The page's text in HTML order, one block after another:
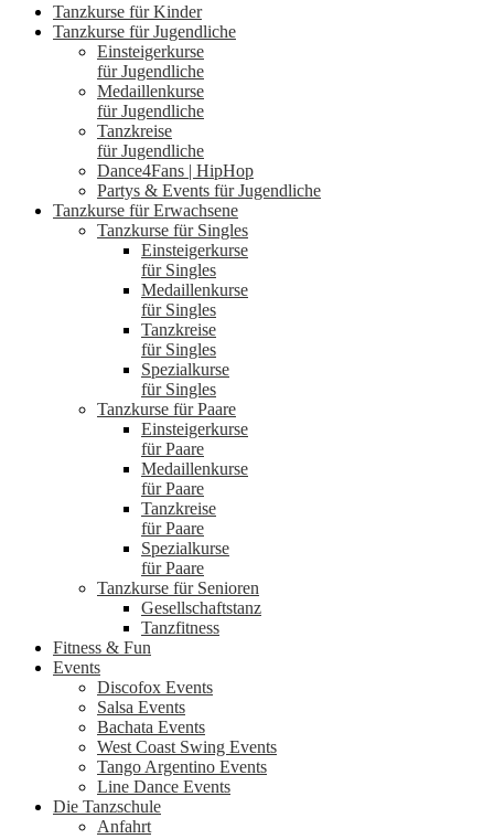
Tanzkurse für Kinder
Tanzkurse für Jugendliche
Einsteigerkurse
für Jugendliche
Medaillenkurse
für Jugendliche
Tanzkreise
für Jugendliche
Dance4Fans | HipHop
Partys & Events für Jugendliche
Tanzkurse für Erwachsene
Tanzkurse für Singles
Einsteigerkurse
für Singles
Medaillenkurse
für Singles
Tanzkreise
für Singles
Spezialkurse
für Singles
Tanzkurse für Paare
Einsteigerkurse
für Paare
Medaillenkurse
für Paare
Tanzkreise
für Paare
Spezialkurse
für Paare
Tanzkurse für Senioren
Gesellschaftstanz
Tanzfitness
Fitness & Fun
Events
Discofox Events
Salsa Events
Bachata Events
West Coast Swing Events
Tango Argentino Events
Line Dance Events
Die Tanzschule
Anfahrt